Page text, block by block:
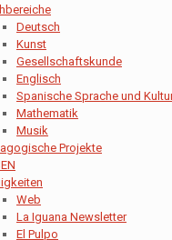
Deutsch
Kunst
Gesellschaftskunde
Englisch
Spanische Sprache und
Mathematik
Musik
Projekte
Web
La Iguana Newsletter
El Pulpo